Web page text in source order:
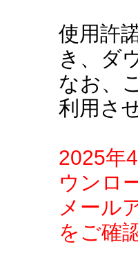
使用許
き、ダ
なお、
利用さ
2025年
ウンロ
メール
をご確